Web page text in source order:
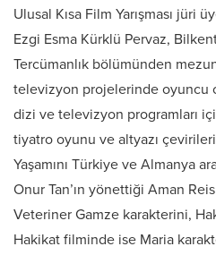
Ulusal Kısa Film Yarışması jüri
Ezgi Esma Kürklü Pervaz,
Tercümanlık bölümünden
televizyon projelerinde oyuncu
dizi ve televizyon programları
tiyatro oyunu ve altyazı çevirileri
Yaşamını Türkiye ve Almanya
Onur Tan’ın yönettiği Aman
Veteriner Gamze karakterini,
Hakikat filminde ise Maria